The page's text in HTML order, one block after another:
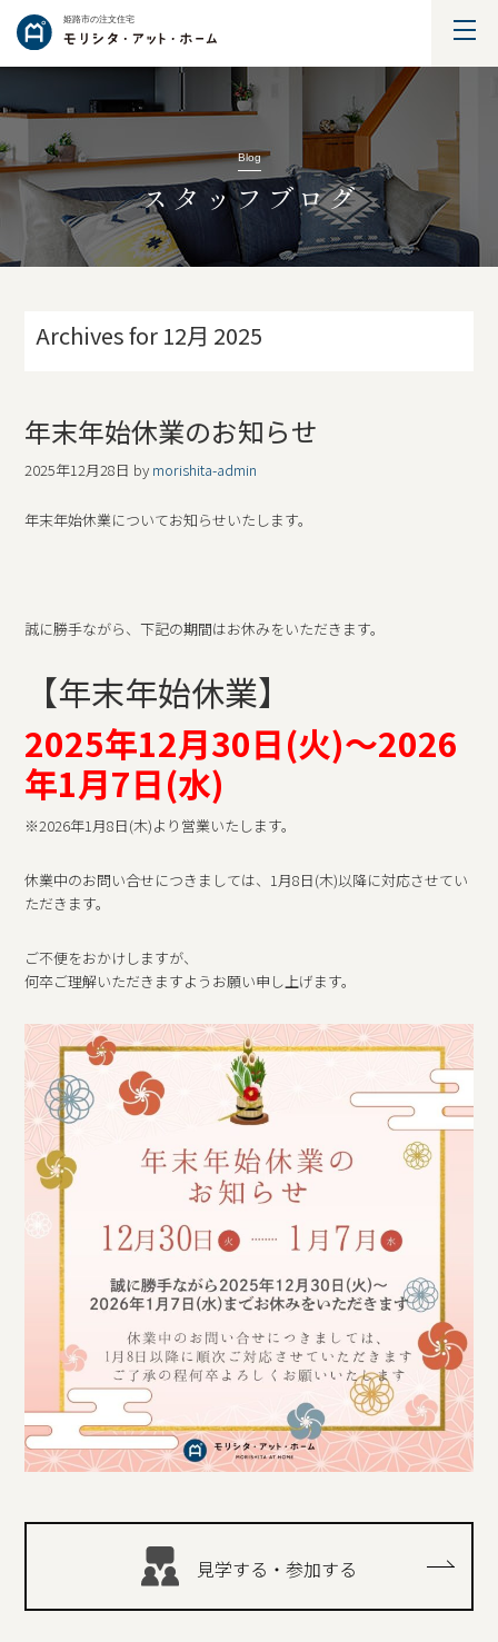
姫路市の注文住宅
Blog
スタッフブログ
Archives for 12月 2025
年末年始休業のお知らせ
2025年12月28日 by morishita-admin
年末年始休業についてお知らせいたします。
誠に勝手ながら、下記の期間はお休みをいただきます。
【年末年始休業】
2025年12月30日(火)～2026
年1月7日(水)
※2026年1月8日(木)より営業いたします。
休業中のお問い合せにつきましては、1月8日(木)以降に対応させてい
ただきます。
ご不便をおかけしますが、
何卒ご理解いただきますようお願い申し上げます。
見学する・参加する